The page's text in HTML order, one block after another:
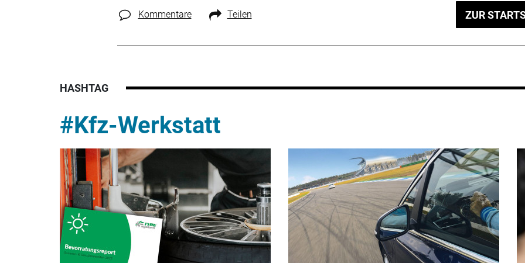
Kommentare Teilen ZUR
HASHTAG
#Kfz-Werkstatt